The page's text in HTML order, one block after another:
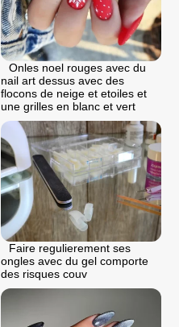
Onles noel rouges avec du
nail art dessus avec des
flocons de neige et etoiles et
une grilles en blanc et vert
Faire regulierement ses
ongles avec du gel comporte
des risques couv